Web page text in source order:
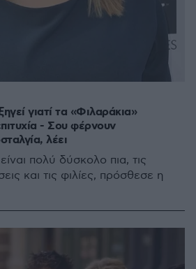
γιατί τα «Φιλαράκια»
- Σου φέρνουν
λέει
πολύ δύσκολο πια, τις
και τις φιλίες, πρόσθεσε η